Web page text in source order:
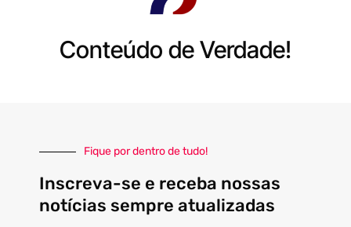
Conteúdo de Verdade!
Fique por dentro de tudo!
Inscreva-se e receba nossas
notícias sempre atualizadas